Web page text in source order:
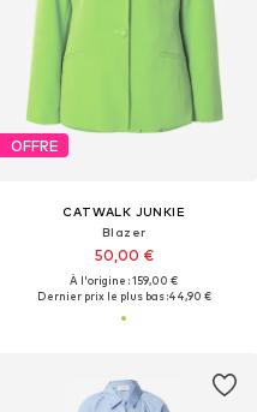
OFFRE
CATWALK JUNKIE
Blazer
50,00 €
À l'origine : 159,00 €
Dernier prix le plus bas :44,90 €